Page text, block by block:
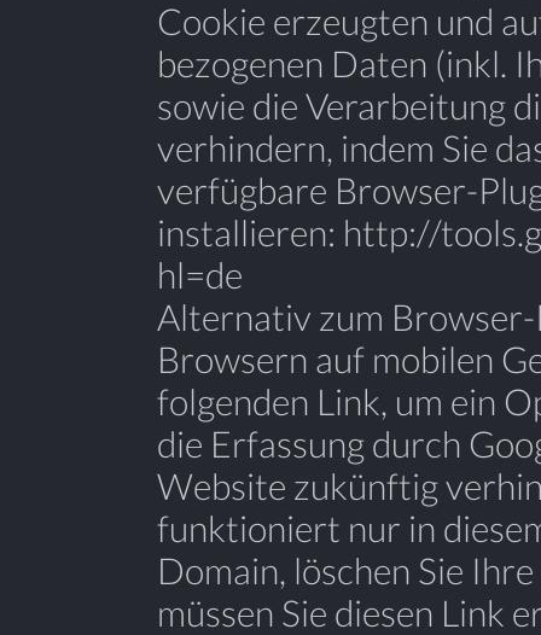
Cookie erzeugten und
bezogenen Daten (inkl.
sowie die Verarbeitung
verhindern, indem Sie
verfügbare Browser-
installieren: http://
hl=de
Alternativ zum
Browsern auf mobilen
folgenden Link, um ein
die Erfassung durch
Website zukünftig
funktioniert nur in
Domain, löschen Sie
müssen Sie diesen Link